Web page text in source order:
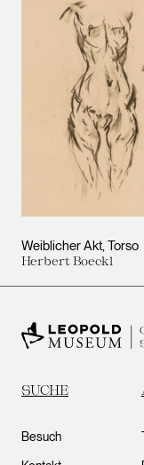
Weiblicher Akt, Torso
Herbert Boeckl
SUCHE
Besuch